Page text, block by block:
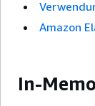
Amazon
In-